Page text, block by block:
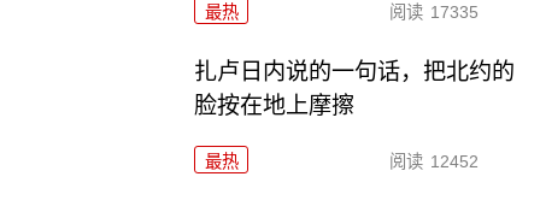
最热 阅读 17335
扎卢日内说的一句话，把北约的
脸按在地上摩擦
最热 阅读 12452